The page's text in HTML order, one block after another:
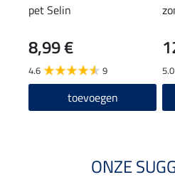
pet Selin
8,99 €
4.6 9
toevoegen
5.0
ONZE